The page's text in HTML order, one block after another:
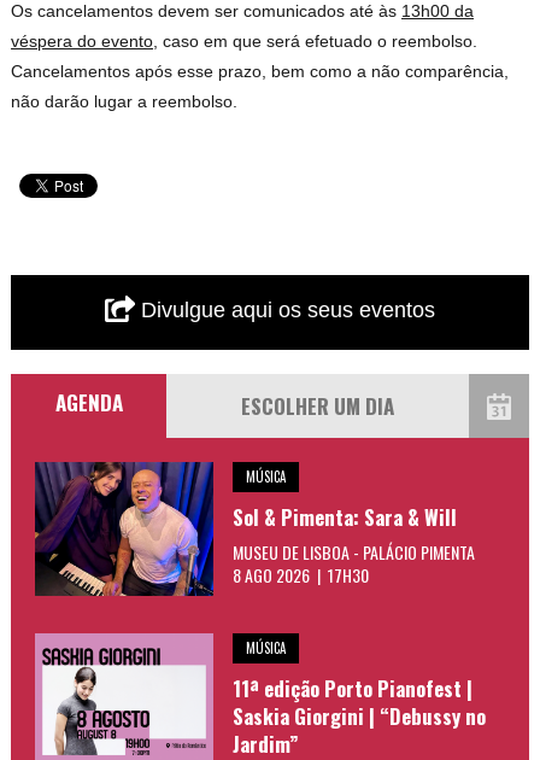
Os cancelamentos devem ser comunicados até às 13h00 da
véspera do evento , caso em que será efetuado o reembolso.
Cancelamentos após esse prazo, bem como a não comparência,
não darão lugar a reembolso.
Divulgue aqui os seus eventos
AGENDA
MÚSICA
Sol & Pimenta: Sara & Will
MUSEU DE LISBOA - PALÁCIO PIMENTA
8 AGO 2026 | 17H30
MÚSICA
11ª edição Porto Pianofest |
Saskia Giorgini | “Debussy no
Jardim”